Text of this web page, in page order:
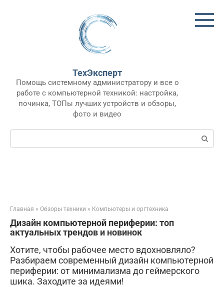
ТехЭксперт
Помощь системному администратору и все о
работе с компьютерной техникой: настройка,
починка, ТОПы лучших устройств и обзоры,
фото и видео
Поиск:
Главная » Обзоры техники » Компьютеры и оргтехника
Дизайн компьютерной периферии: топ
актуальных трендов и новинок
Хотите, чтобы рабочее место вдохновляло?
Разбираем современный дизайн компьютерной
периферии: от минимализма до геймерского
шика. Заходите за идеями!